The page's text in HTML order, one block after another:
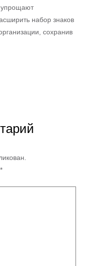
упрощают
набор знаков
сохранив
*